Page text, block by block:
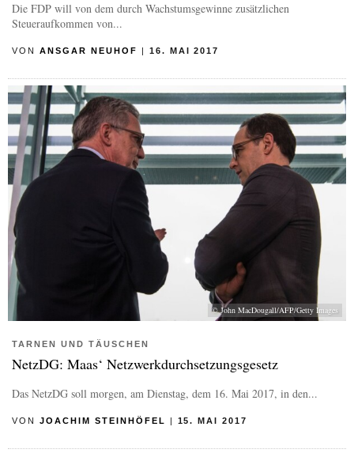
Die FDP will von dem durch Wachstumsgewinne zusätzlichen
Steueraufkommen von...
VON ANSGAR NEUHOF 16. MAI 2017
© John MacDougall/AFP/Getty Images
TARNEN UND TÄUSCHEN
NetzDG: Maas‘ Netzwerkdurchsetzungsgesetz
Das NetzDG soll morgen, am Dienstag, dem 16. Mai 2017, in den...
VON JOACHIM STEINHÖFEL 15. MAI 2017